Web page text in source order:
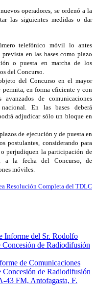
operadores, se ordenó a la
las siguientes medidas o dar
telefónico móvil lo antes
en las bases como plazo
o puesta en marcha de los
del Concurso.
del Concurso en el mayor
permita, en forma eficiente y con
avanzados de comunicaciones
En las bases deberá
adjudicar sólo un bloque en
de ejecución y de puesta en
postulantes, considerando para
perjudiquen la participación de
a la fecha del Concurso, de
móviles.
Resolución Completa del TDLC
Informe del Sr. Rodolfo
de Radiodifusión
de Comunicaciones
de Radiodifusión
43 FM, Antofagasta, F.